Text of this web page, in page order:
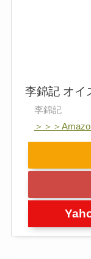
李錦記 オイ
李錦記
＞＞＞